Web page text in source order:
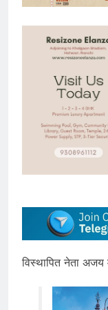
विस्थापित नेता अजय